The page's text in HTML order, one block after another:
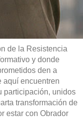
de la Resistencia
y donde
den a
aquí encuentren
participación, unidos
transformación de
estar con Obrador